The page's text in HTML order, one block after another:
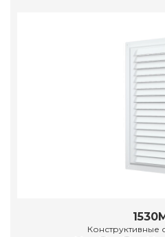
Конструктивные